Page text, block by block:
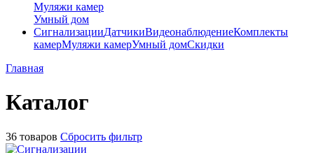
Муляжи камер
Умный дом
СигнализацииДатчикиВидеонаблюдениеКомплекты
камерМуляжи камерУмный домСкидки
Главная
Каталог
36 товаров Сбросить фильтр